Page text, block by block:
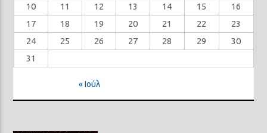
10
11 12 13 14 15
16
17
18 19 20 21 22
23
24
25 26 27 28 29
30
31
« Ιούλ